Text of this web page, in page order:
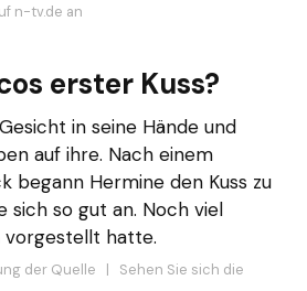
n-tv.de an
erster Kuss?
in seine Hände und
auf ihre. Nach einem
begann Hermine den Kuss zu
sich so gut an. Noch viel
vorgestellt hatte.
der Quelle | Sehen Sie sich die